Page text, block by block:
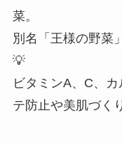
菜。
別名「王様の野菜
💡
ビタミンA、C、
テ防止や美肌づく